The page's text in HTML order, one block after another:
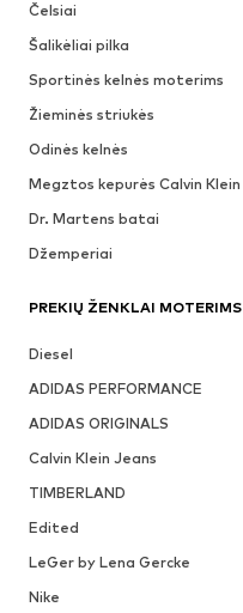
Čelsiai
Šalikėliai pilka
Sportinės kelnės moterims
Žieminės striukės
Odinės kelnės
Megztos kepurės Calvin Klein
Dr. Martens batai
Džemperiai
PREKIŲ ŽENKLAI MOTERIMS
Diesel
ADIDAS PERFORMANCE
ADIDAS ORIGINALS
Calvin Klein Jeans
TIMBERLAND
Edited
LeGer by Lena Gercke
Nike